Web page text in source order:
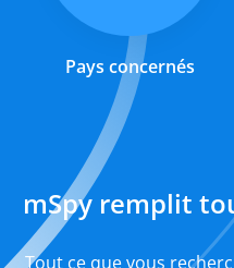
Pays concernés
mSpy remplit
Tout ce que vous